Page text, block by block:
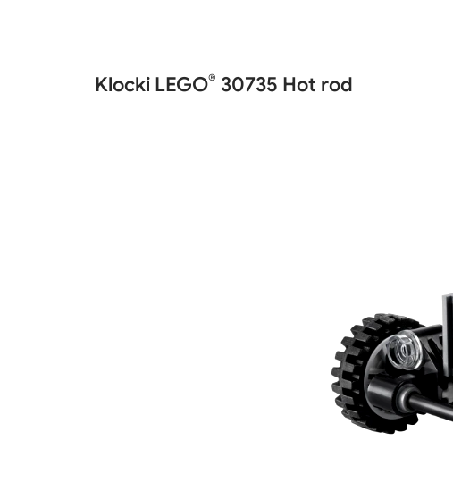
Klocki LEGO® 30735 Hot rod